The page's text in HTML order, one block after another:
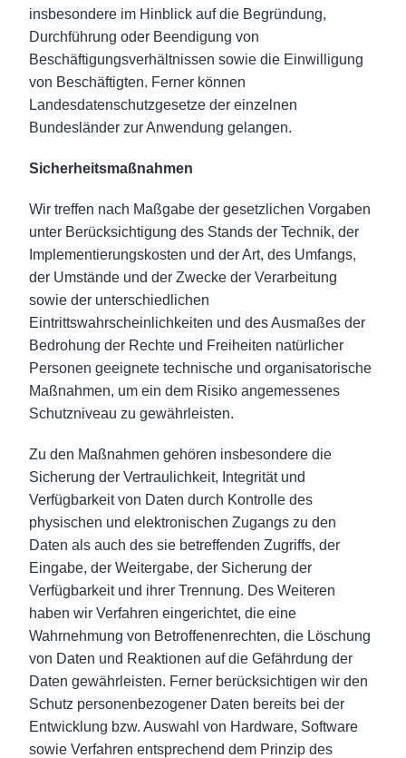
insbesondere im Hinblick auf die Begründung,
Durchführung oder Beendigung von
Beschäftigungsverhältnissen sowie die Einwilligung
von Beschäftigten. Ferner können
Landesdatenschutzgesetze der einzelnen
Bundesländer zur Anwendung gelangen.
Sicherheitsmaßnahmen
Wir treffen nach Maßgabe der gesetzlichen Vorgaben
unter Berücksichtigung des Stands der Technik, der
Implementierungskosten und der Art, des Umfangs,
der Umstände und der Zwecke der Verarbeitung
sowie der unterschiedlichen
Eintrittswahrscheinlichkeiten und des Ausmaßes der
Bedrohung der Rechte und Freiheiten natürlicher
Personen geeignete technische und organisatorische
Maßnahmen, um ein dem Risiko angemessenes
Schutzniveau zu gewährleisten.
Zu den Maßnahmen gehören insbesondere die
Sicherung der Vertraulichkeit, Integrität und
Verfügbarkeit von Daten durch Kontrolle des
physischen und elektronischen Zugangs zu den
Daten als auch des sie betreffenden Zugriffs, der
Eingabe, der Weitergabe, der Sicherung der
Verfügbarkeit und ihrer Trennung. Des Weiteren
haben wir Verfahren eingerichtet, die eine
Wahrnehmung von Betroffenenrechten, die Löschung
von Daten und Reaktionen auf die Gefährdung der
Daten gewährleisten. Ferner berücksichtigen wir den
Schutz personenbezogener Daten bereits bei der
Entwicklung bzw. Auswahl von Hardware, Software
sowie Verfahren entsprechend dem Prinzip des